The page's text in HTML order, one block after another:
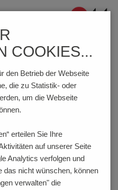
Serie 1041
/ 4.50 mm
COOKIES...
den Betrieb der Webseite
die zu Statistik- oder
um die Webseite
erteilen Sie Ihre
auf unserer Seite
Analytics verfolgen und
das nicht wünschen, können
verwalten" die